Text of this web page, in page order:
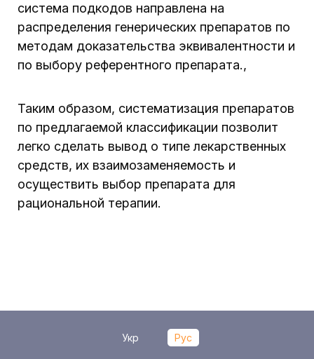
система подкодов направлена на
распределения генерических препаратов по
методам доказательства эквивалентности и
по выбору референтного препарата.,
Таким образом, систематизация препаратов
по предлагаемой классификации позволит
легко сделать вывод о типе лекарственных
средств, их взаимозаменяемость и
осуществить выбор препарата для
рациональной терапии.
Укр Рус